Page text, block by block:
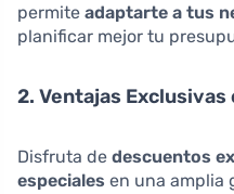
permite adaptarte a tus
planificar mejor tu
2. Ventajas Exclusivas
Disfruta de descuentos
especiales en una amplia